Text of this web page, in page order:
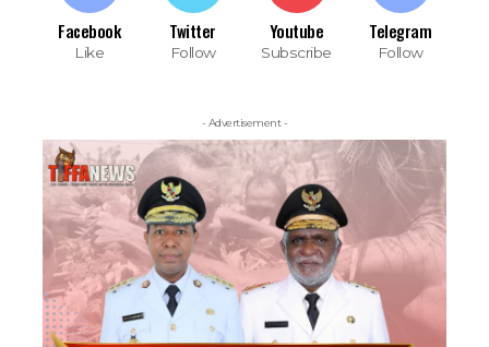
Facebook
Like
Twitter
Follow
Youtube
Subscribe
Telegram
Follow
- Advertisement -